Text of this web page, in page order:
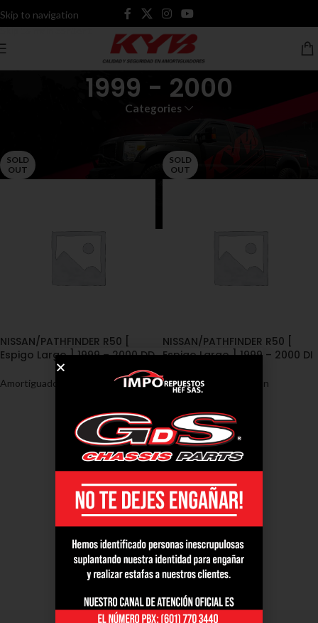
Skip to navigation
Skip to main content
1999 - 2000
Categories
SOLD
OUT
NISSAN/PATHFINDER R50 [
Espigo Largo ] 1999 – 2000 DD
Amortiguadores
SOLD
OUT
NISSAN/PATHFINDER R50 [
Espigo Largo ] 1999 – 2000 DI
Amortiguadores Nissan